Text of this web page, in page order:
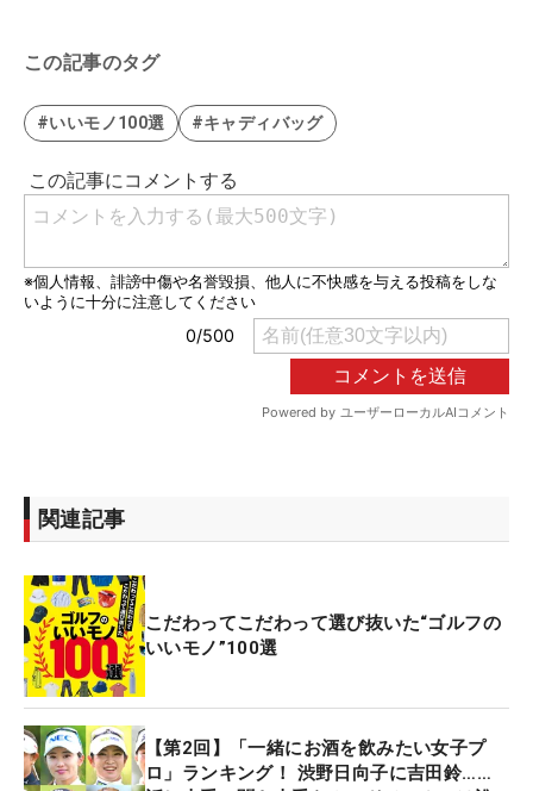
この記事のタグ
#いいモノ100選 #キャディバッグ
関連記事
こだわってこだわって選び抜いた“ゴルフの
いいモノ”100選
【第2回】「一緒にお酒を飲みたい女子プ
ロ」ランキング！ 渋野日向子に吉田鈴……